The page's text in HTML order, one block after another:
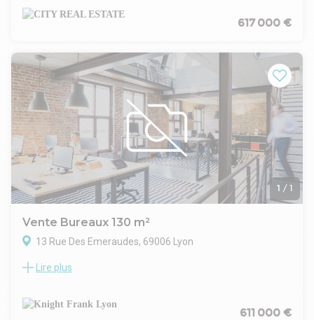
immeuble ancien de standing. Ce bien offre le charme de
l'ancien avec parquet et moulures, idéal pour une activité
rare sur le secteur.
617 000 €
1 / 1
Vente Bureaux 130 m²
13 Rue Des Emeraudes, 69006 Lyon
Knight Frank vous proposes une surface de bureaux au cœur
Lire plus
611 000 €